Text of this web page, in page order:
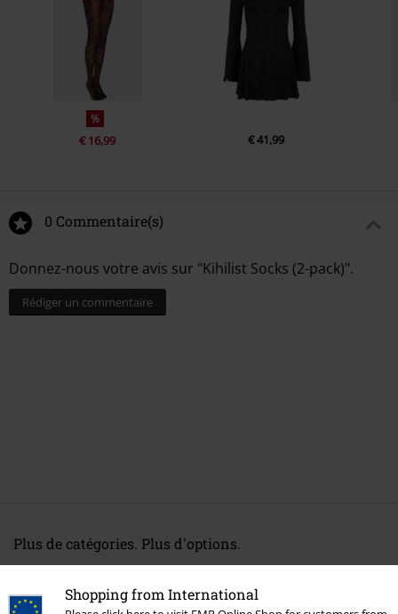
Shopping from International
%
€ 16,99 € 41,99
0 Commentaire(s)
Donnez-nous votre avis sur "Kihilist Socks (2-pack)".
Rédiger un commentaire
Plus de catégories. Plus d'options.
Thèmes Gothic Gothic Homme
Vêtements de marque Killstar KIHILIST by KILLSTAR